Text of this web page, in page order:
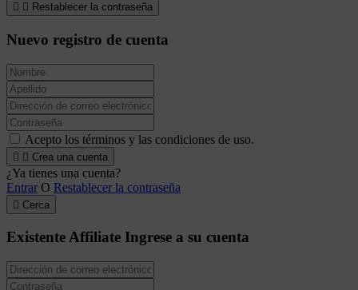
  Restablecer la contraseña
Nuevo registro de cuenta
Acepto los términos y las condiciones de uso.
  Crea una cuenta
¿Ya tienes una cuenta?
Entrar O Restablecer la contraseña
 Cerca
Existente Affiliate Ingrese a su cuenta